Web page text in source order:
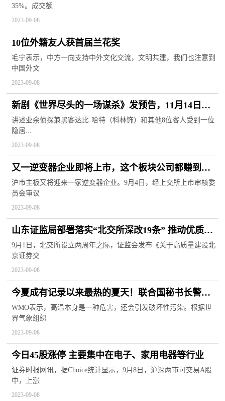
35%。成交额
2023-09-08
10位外籍友人获首届兰花奖
毛宁表示，中方一向支持中外文化交流，文明共建，我们也注意到
中国外文
2023-09-08
新剧《世界尽头的一场谋杀》发预告，11月14日开
播
讲述业余侦探兼黑客达比·哈特（科林饰）和其他8位客人受到一位
隐居...
2023-09-08
又一逆变器企业即将上市，这个板块公司都赚到钱
了吗？
沪市主板又将迎来一家逆变器企业。9月4日，经上交所上市审核委
员会审议
2023-09-08
山东证监局部署落实“北交所深改19条” 推动优质中
小企业加快“向北”进程
9月1日，北交所设立两周年之际，证监会发布《关于高质量建设北
京证券交
2023-09-08
今夏成有记录以来最热的夏天！联合国秘书长警
告：气候崩溃已开始
WMO表示，高温本身是一种危害，还会引发破坏性污染。根据世
界气象组织
2023-09-08
今日45股涨停 主要集中在电子、家用电器等行业
证券时报网讯，据Choice统计显示，9月8日，沪深两市可交易A股
中，上涨
2023-09-08